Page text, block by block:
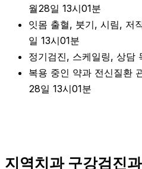
월28일 13시01분
잇몸 출혈, 붓기, 시림, 저
일 13시01분
정기검진, 스케일링, 상담
복용 중인 약과 전신질환
28일 13시01분
지역치과 구강검진